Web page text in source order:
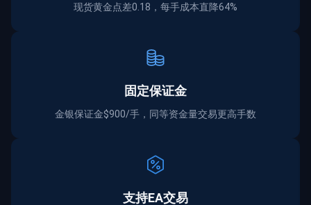
现货黄金点差0.18，每手成本直降64%
固定保证金
金银保证金$900/手，同等资金量交易更高手数
支持EA交易